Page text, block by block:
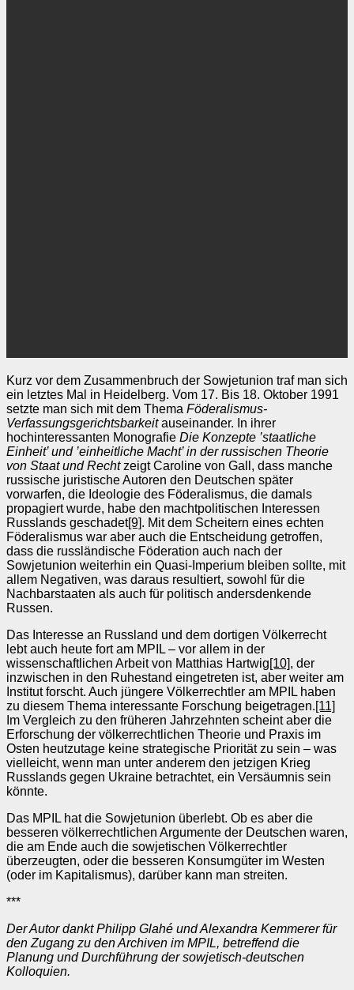
Kurz vor dem Zusammenbruch der Sowjetunion traf man sich
ein letztes Mal in Heidelberg. Vom 17. Bis 18. Oktober 1991
setzte man sich mit dem Thema Föderalismus-
Verfassungsgerichtsbarkeitauseinander. In ihrer
hochinteressanten Monografie Die Konzepte ’staatliche
Einheit’ und ’einheitliche Macht’ in der russischen Theorie
von Staat und Rechtzeigt Caroline von Gall, dass manche
russische juristische Autoren den Deutschen später
vorwarfen, die Ideologie des Föderalismus, die damals
propagiert wurde, habe den machtpolitischen Interessen
Russlands geschadet[9]. Mit dem Scheitern eines echten
Föderalismus war aber auch die Entscheidung getroffen,
dass die russländische Föderation auch nach der
Sowjetunion weiterhin ein Quasi-Imperium bleiben sollte, mit
allem Negativen, was daraus resultiert, sowohl für die
Nachbarstaaten als auch für politisch andersdenkende
Russen.
Das Interesse an Russland und dem dortigen Völkerrecht
lebt auch heute fort am MPIL – vor allem in der
wissenschaftlichen Arbeit von Matthias Hartwig[10], der
inzwischen in den Ruhestand eingetreten ist, aber weiter am
Institut forscht. Auch jüngere Völkerrechtler am MPIL haben
zu diesem Thema interessante Forschung beigetragen.[11]
Im Vergleich zu den früheren Jahrzehnten scheint aber die
Erforschung der völkerrechtlichen Theorie und Praxis im
Osten heutzutage keine strategische Priorität zu sein – was
vielleicht, wenn man unter anderem den jetzigen Krieg
Russlands gegen Ukraine betrachtet, ein Versäumnis sein
könnte.
Das MPIL hat die Sowjetunion überlebt. Ob es aber die
besseren völkerrechtlichen Argumente der Deutschen waren,
die am Ende auch die sowjetischen Völkerrechtler
überzeugten, oder die besseren Konsumgüter im Westen
(oder im Kapitalismus), darüber kann man streiten.
***
Der Autor dankt Philipp Glahé und Alexandra Kemmerer für
den Zugang zu den Archiven im MPIL, betreffend die
Planung und Durchführung der sowjetisch-deutschen
Kolloquien.